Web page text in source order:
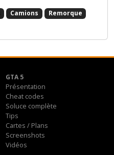
Camions
Remorque
GTA 5
Présentation
Cheat codes
Soluce complète
Tips
Cartes / Plans
Screenshots
Vidéos